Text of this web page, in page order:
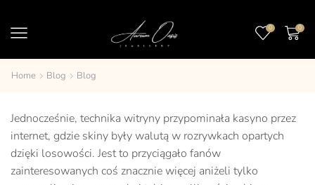
0 0
Home Blog Blog
Jednocześnie, technika witryny przypominała kasyno przez
internet, gdzie skiny były walutą w rozrywkach opartych
dzięki losowości. Jest to przyciągało fanów
zainteresowanych coś znacznie więcej aniżeli tylko